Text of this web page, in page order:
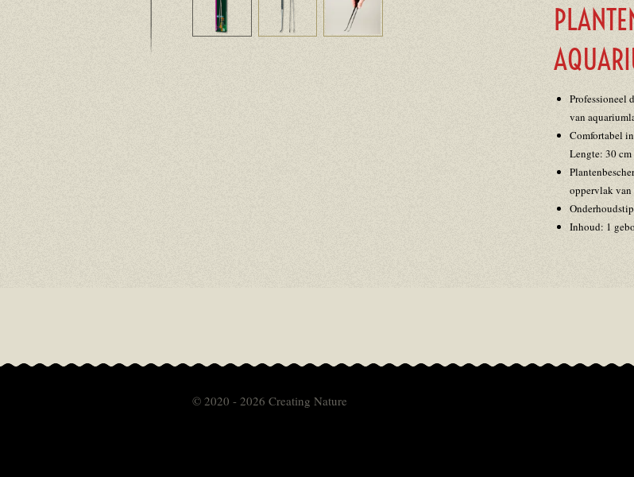
Professioneel
van
Comfortabel
Lengte: 30 cm
oppervlak van
Inhoud: 1
© 2020 - 2026 Creating Nature